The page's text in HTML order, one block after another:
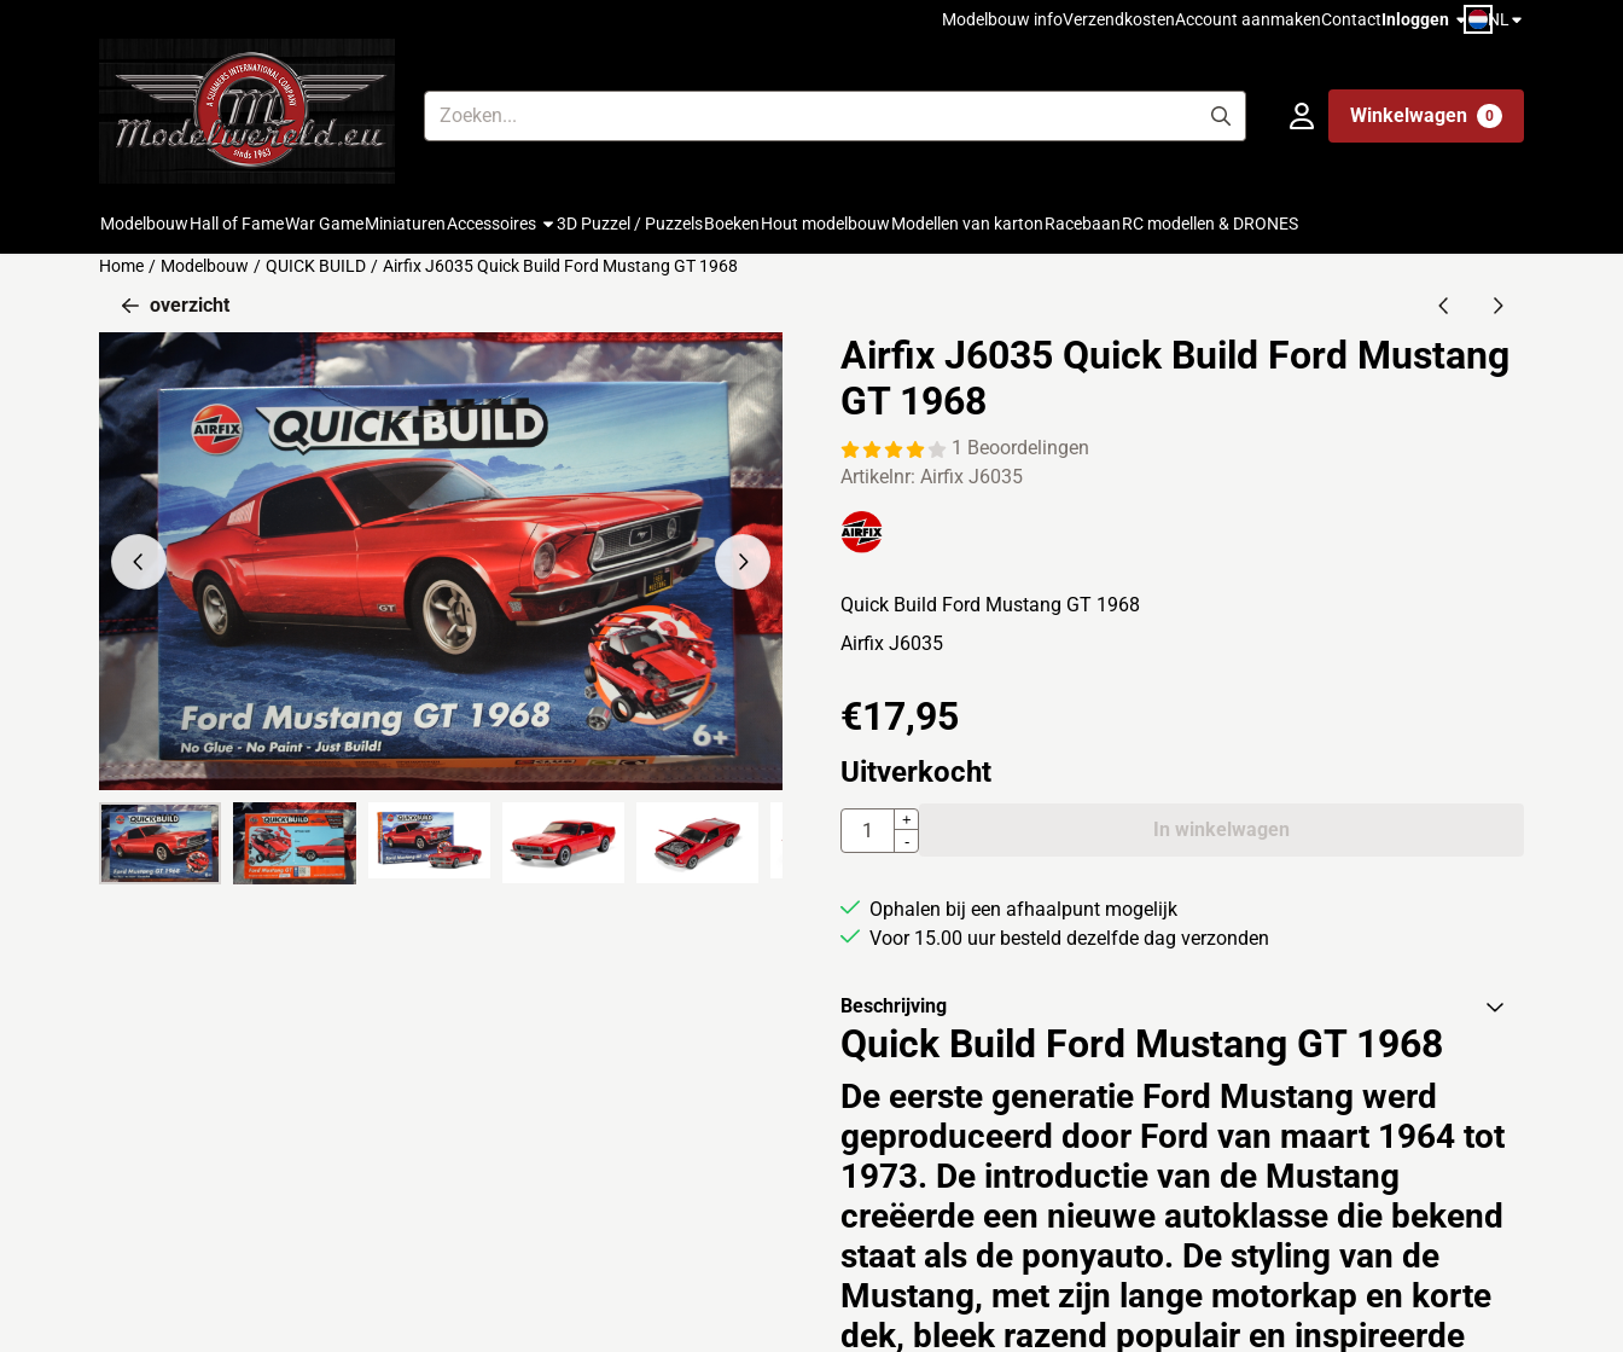
Modelbouw infoVerzendkostenAccount aanmakenContactInloggen NL
Zoeken
Winkelwagen 0
Modelbouw Hall of Fame War Game Miniaturen Accessoires 3D Puzzel / Puzzels Boeken Hout modelbouw Modellen van karton Racebaan RC modellen & DRONES
Home / Modelbouw / QUICK BUILD / Airfix J6035 Quick Build Ford Mustang GT 1968
overzicht
Airfix J6035 Quick Build Ford Mustang
GT 1968
1 Beoordelingen
Artikelnr: Airfix J6035
Quick Build Ford Mustang GT 1968
Airfix J6035
€17,95
Uitverkocht
Aantal
+
-
In winkelwagen
Ophalen bij een afhaalpunt mogelijk
Voor 15.00 uur besteld dezelfde dag verzonden
Beschrijving
Quick Build Ford Mustang GT 1968
De eerste generatie Ford Mustang werd
geproduceerd door Ford van maart 1964 tot
1973. De introductie van de Mustang
creëerde een nieuwe autoklasse die bekend
staat als de ponyauto. De styling van de
Mustang, met zijn lange motorkap en korte
dek, bleek razend populair en inspireerde